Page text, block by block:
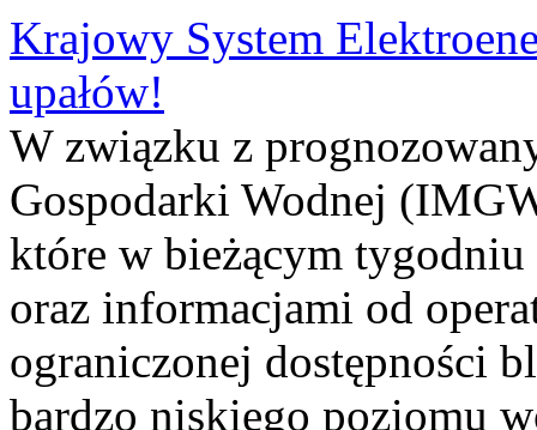
Krajowy System
upałów!
W związku z
Gospodarki Wodnej
które w bieżącym tygodniu
oraz informacjami od
ograniczonej dostępności
bardzo niskiego poziomu